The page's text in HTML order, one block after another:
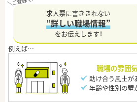
求人票に書ききれない
“詳しい職場情報”
をお伝えします！
職場の雰囲
助け合う風土が
年齢や性別の壁